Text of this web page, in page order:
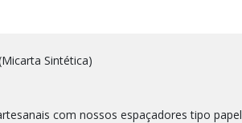
Sintética)
com nossos espaçadores tipo papel